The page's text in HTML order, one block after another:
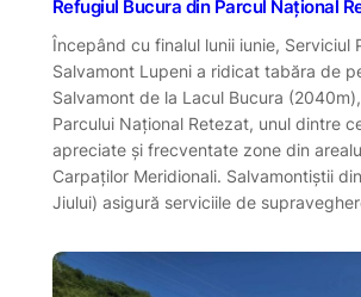
Refugiul Bucura din Parcul Național
Începând cu finalul lunii iunie, Serviciul
Salvamont Lupeni a ridicat tabăra de
Salvamont de la Lacul Bucura
Parcului Național Retezat, unul dintre
apreciate și frecventate zone din
Carpaților Meridionali. Salvamontiștii
Jiului) asigură serviciile de